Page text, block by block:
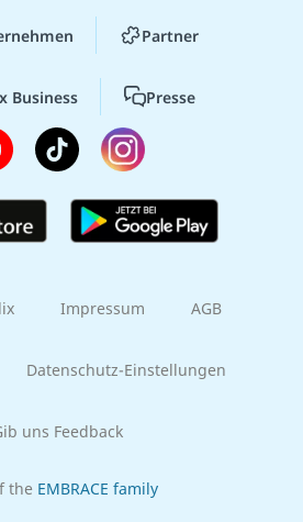
Partner
Business Presse
Impressum AGB
Datenschutz-Einstellungen
uns Feedback
the EMBRACE family